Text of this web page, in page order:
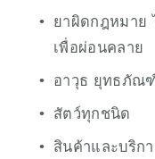
ยาผิดกฎหมาย
เพื่อผ่อนคลาย
อาวุธ ยุทธภัณ
สัตว์ทุกชนิด
สินค้าและบริก